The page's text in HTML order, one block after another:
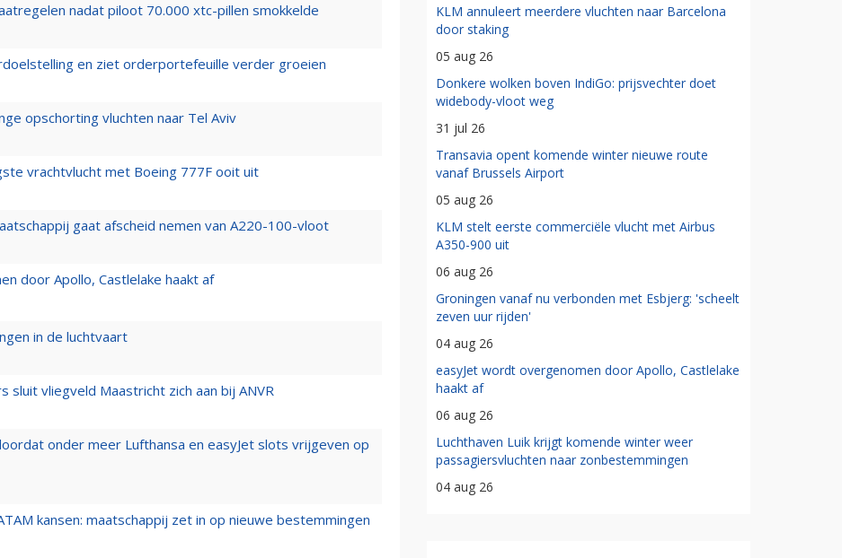
nadat piloot 70.000 xtc-pillen smokkelde
en ziet orderportefeuille verder groeien
opschorting vluchten naar Tel Aviv
vrachtvlucht met Boeing 777F ooit uit
gaat afscheid nemen van A220-100-vloot
door Apollo, Castlelake haakt af
in de luchtvaart
sluit vliegveld Maastricht zich aan bij ANVR
onder meer Lufthansa en easyJet slots vrijgeven op
kansen: maatschappij zet in op nieuwe bestemmingen
KLM annuleert meerdere vluchten naar Barcelona
door staking
05 aug 26
Donkere wolken boven IndiGo: prijsvechter doet
widebody-vloot weg
31 jul 26
Transavia opent komende winter nieuwe route
vanaf Brussels Airport
05 aug 26
KLM stelt eerste commerciële vlucht met Airbus
A350-900 uit
06 aug 26
Groningen vanaf nu verbonden met Esbjerg: 'scheelt
zeven uur rijden'
04 aug 26
easyJet wordt overgenomen door Apollo, Castlelake
haakt af
06 aug 26
Luchthaven Luik krijgt komende winter weer
passagiersvluchten naar zonbestemmingen
04 aug 26